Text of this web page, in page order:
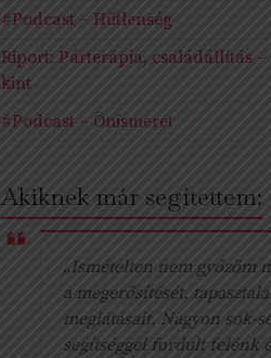
#Podcast – Hűtlenség
Riport: Párterápia, családállítás
kint
#Podcast – Önismeret
Akiknek már segítettem:
„Ismételten nem győzöm
a megerősítését,
meglátásait. Nagyon sok-
segítséggel fordult felénk